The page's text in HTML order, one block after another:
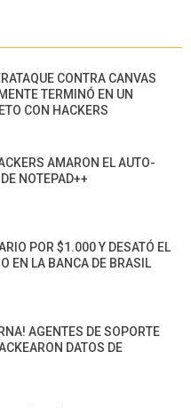
CONTRA CANVAS
TERMINÓ EN UN
CON HACKERS
AMARON EL AUTO-
NOTEPAD++
POR $1.000 Y DESATÓ EL
EN LA BANCA DE BRASIL
AGENTES DE SOPORTE
DATOS DE